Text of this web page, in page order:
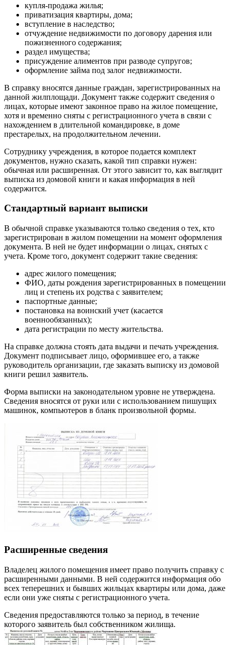
купля-продажа жилья;
приватизация квартиры, дома;
вступление в наследство;
отчуждение недвижимости по договору дарения или
пожизненного содержания;
раздел имущества;
присуждение алиментов при разводе супругов;
оформление займа под залог недвижимости.
В справку вносятся данные граждан, зарегистрированных на
данной жилплощади. Документ также содержит сведения о
лицах, которые имеют законное право на жилое помещение,
хотя и временно сняты с регистрационного учета в связи с
нахождением в длительной командировке, в доме
престарелых, на продолжительном лечении.
Сотруднику учреждения, в которое подается комплект
документов, нужно сказать, какой тип справки нужен:
обычная или расширенная. От этого зависит то, как выглядит
выписка из домовой книги и какая информация в ней
содержится.
Стандартный вариант выписки
В обычной справке указываются только сведения о тех, кто
зарегистрирован в жилом помещении на момент оформления
документа. В ней не будет информации о лицах, снятых с
учета. Кроме того, документ содержит такие сведения:
адрес жилого помещения;
ФИО, даты рождения зарегистрированных в помещении
лиц и степень их родства с заявителем;
паспортные данные;
постановка на воинский учет (касается
военнообязанных);
дата регистрации по месту жительства.
На справке должна стоять дата выдачи и печать учреждения.
Документ подписывает лицо, оформившее его, а также
руководитель организации, где заказать выписку из домовой
книги решил заявитель.
Форма выписки на законодательном уровне не утверждена.
Сведения вносятся от руки или с использованием пишущих
машинок, компьютеров в бланк произвольной формы.
Расширенные сведения
Владелец жилого помещения имеет право получить справку с
расширенными данными. В ней содержится информация обо
всех теперешних и бывших жильцах квартиры или дома, даже
если они уже сняты с регистрационного учета.
Сведения предоставляются только за период, в течение
которого заявитель был собственником жилища.